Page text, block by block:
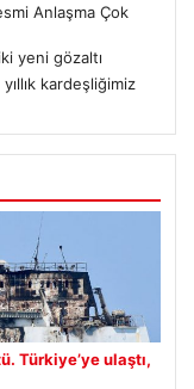
Anlaşma Çok
yeni gözaltı
kardeşliğimiz
Türkiye’ye ulaştı,